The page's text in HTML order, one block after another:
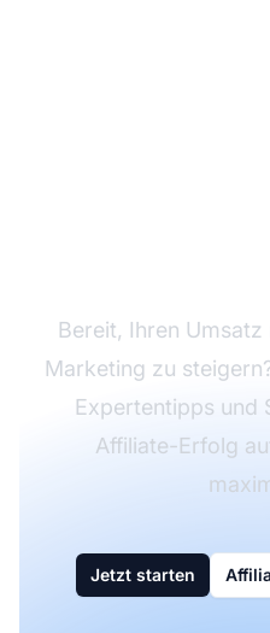
Bereit, Ihren
Marketing zu
Expertentipps und
Affiliate-Erfolg
Jetzt starten